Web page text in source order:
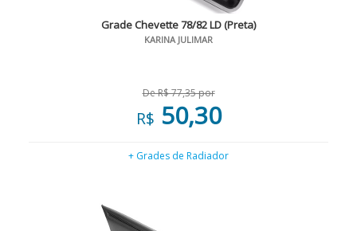
Grade Chevette 78/82 LD (Preta)
KARINA JULIMAR
De R$ 77,35 por
R$ 50,30
+ Grades de Radiador